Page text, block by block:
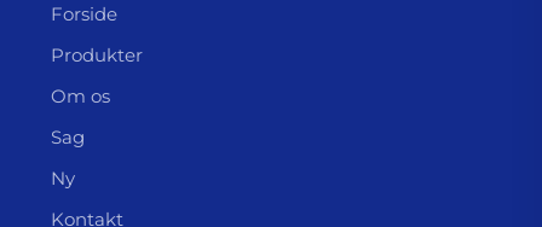
Forside
Produkter
Om os
Sag
Ny
Kontakt